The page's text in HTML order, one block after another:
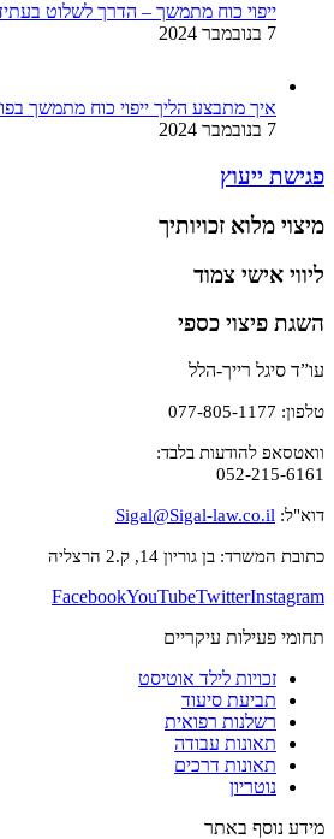
ייפוי כוח מתמשך – הדרך לשלוט
7 בנובמבר 2024
איך מתבצע הליך ייפוי כוח מתמשך
7 בנובמבר 2024
פגישת ייעוץ
מיצוי מלוא זכויותיך
ליווי אישי צמוד
השגת פיצוי כספי
עו”ד סיגל רייך-הלל
טלפון: 077-805-1177
וואטסאפ להודעות בלבד:
052-215-6161
דוא"ל: Sigal@Sigal-law.co.il
כתובת המשרד: בן גוריון 14, ק.2 הרצליה
FacebookYouTubeTwitterInstagram
תחומי פעילות עיקריים
זכויות לילד אוטיסט
תביעת סיעוד
רשלנות רפואית
תאונות עבודה
תאונות דרכים
נוטריון
מידע נוסף באתר